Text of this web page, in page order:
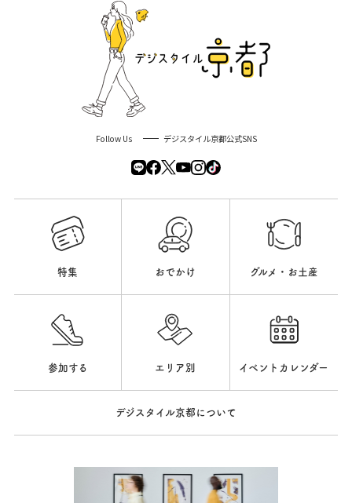
Follow Us デジスタイル京都公式SNS
特集 おでかけ グルメ・お土産
参加する エリア別 イベントカレンダー
デジスタイル京都について